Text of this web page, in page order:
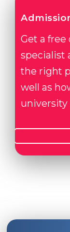
Get a
specialist
the right
well as
university